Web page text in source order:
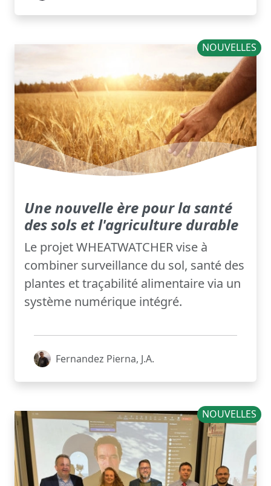
NOUVELLES
Une nouvelle ère pour la santé
des sols et l'agriculture durable
Le projet WHEATWATCHER vise à
combiner surveillance du sol, santé des
plantes et traçabilité alimentaire via un
système numérique intégré.
Fernandez Pierna, J.A.
NOUVELLES